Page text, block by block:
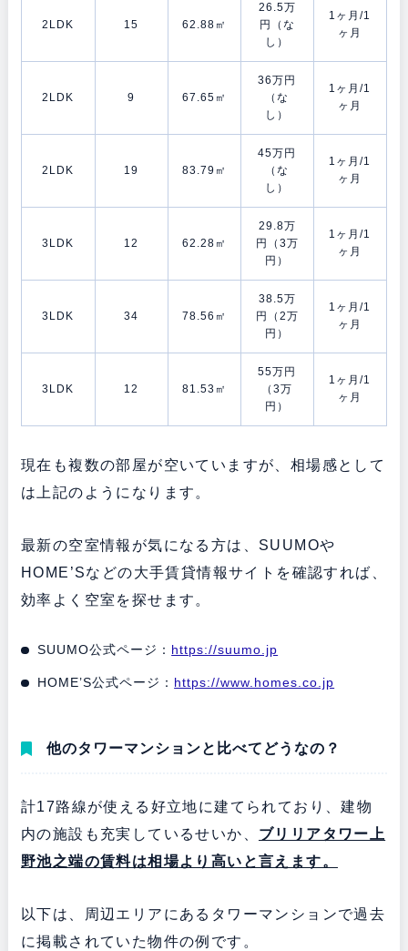
2LDK 15 62.88㎡
26.5万
円（な
し）
1ヶ月/1
ヶ月
2LDK 9 67.65㎡
36万円
（な
し）
1ヶ月/1
ヶ月
2LDK 19 83.79㎡
45万円
（な
し）
1ヶ月/1
ヶ月
3LDK 12 62.28㎡
29.8万
円（3万
円）
1ヶ月/1
ヶ月
3LDK 34 78.56㎡
38.5万
円（2万
円）
1ヶ月/1
ヶ月
3LDK 12 81.53㎡
55万円
（3万
円）
1ヶ月/1
ヶ月
現在も複数の部屋が空いていますが、相場感として
は上記のようになります。
最新の空室情報が気になる方は、SUUMOや
HOME’Sなどの大手賃貸情報サイトを確認すれば、
効率よく空室を探せます。
SUUMO公式ページ： https://suumo.jp
HOME’S公式ページ： https://www.homes.co.jp
他のタワーマンションと比べてどうなの？
計17路線が使える好立地に建てられており、建物
内の施設も充実しているせいか、 ブリリアタワー上
野池之端の賃料は相場より高いと言えます。
以下は、周辺エリアにあるタワーマンションで過去
に掲載されていた物件の例です。